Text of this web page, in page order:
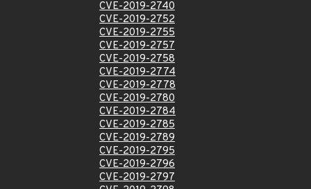
CVE-2019-2740
CVE-2019-2752
CVE-2019-2755
CVE-2019-2757
CVE-2019-2758
CVE-2019-2774
CVE-2019-2778
CVE-2019-2780
CVE-2019-2784
CVE-2019-2785
CVE-2019-2789
CVE-2019-2795
CVE-2019-2796
CVE-2019-2797